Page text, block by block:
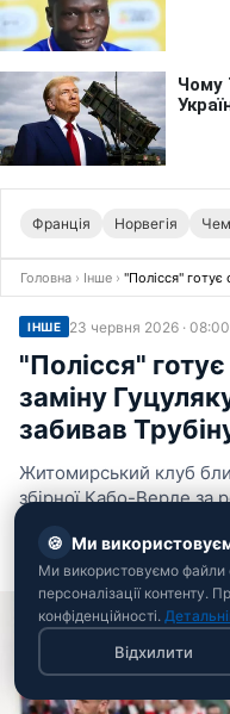
Франція Норвегія
Головна › Інше › "Полісся" готує
ІНШЕ 23 червня 2026 · 08:00
"Полісся"
заміну
забивав
Житомирський клуб
збірної Кабо-Верде за
Андрій Костенко
Редактор спортивного
🍪 Ми
Ми використовуємо файли
персоналізації контенту.
конфіденційності.
Відхилити